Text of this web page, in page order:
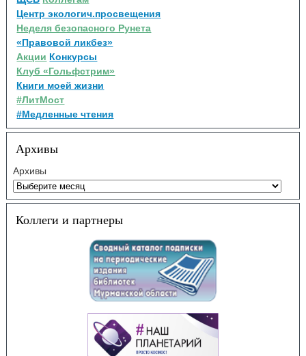
Центр экологич.просвещения
Неделя безопасного Рунета
«Правовой ликбез»
Акции Конкурсы
Клуб «Гольфстрим»
Книги моей жизни
#ЛитМост
#Медленные чтения
Архивы
Архивы
Коллеги и партнеры